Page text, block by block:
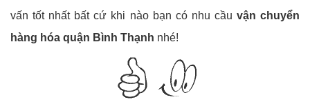
vấn tốt nhất bất cứ khi nào bạn có nhu cầu vận chuyển
hàng hóa quận Bình Thạnh nhé!